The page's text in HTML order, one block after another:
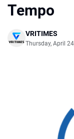
Tempo
VRITIMES
Thursday, April